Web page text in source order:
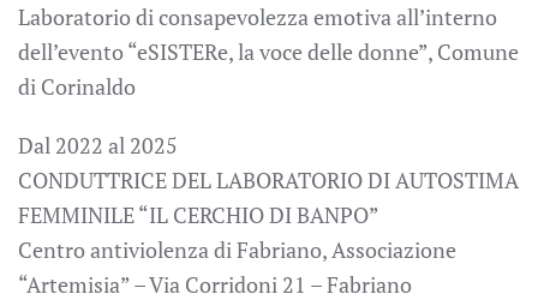
Laboratorio di consapevolezza emotiva all’interno
dell’evento “eSISTERe, la voce delle donne”, Comune
di Corinaldo
Dal 2022 al 2025
CONDUTTRICE DEL LABORATORIO DI AUTOSTIMA
FEMMINILE “IL CERCHIO DI BANPO”
Centro antiviolenza di Fabriano, Associazione
“Artemisia” – Via Corridoni 21 – Fabriano